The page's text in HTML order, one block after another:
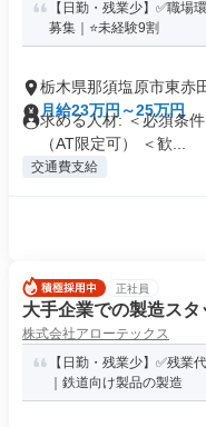
【日勤・残業少】✅職場
募集｜⭐️未経験9割
栃木県那須塩原市東赤
月給23万円～25万円
求める人材: ＜必須条
（AT限定可） ＜歓...
交通費支給
正社員
大手企業での製造スタ
株式会社アローテックス
【日勤・残業少】✅残業
｜鉄道向け製品の製造